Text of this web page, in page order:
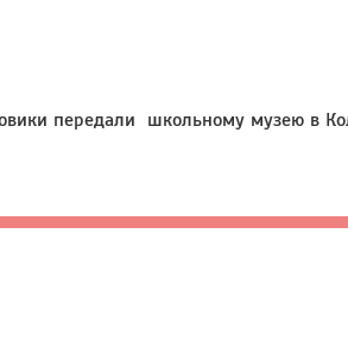
передали школьному музею в